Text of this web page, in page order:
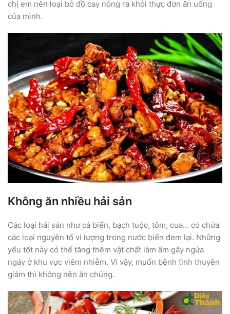
chị em nên loại bỏ đồ cay nóng ra khỏi thực đơn ăn uống
của mình.
Không ăn nhiều hải sản
Các loại hải sản như cá biển, bạch tuộc, tôm, cua… có chứa
các loại nguyên tố vi lượng trong nước biển đem lại. Những
yếu tốt này có thể tăng thêm vật chất làm ẩm gây ngứa
ngáy ở khu vực viêm nhiễm. Vì vậy, muốn bệnh tình thuyên
giảm thì không nên ăn chúng.